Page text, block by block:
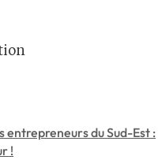
du Sud-Est :
!